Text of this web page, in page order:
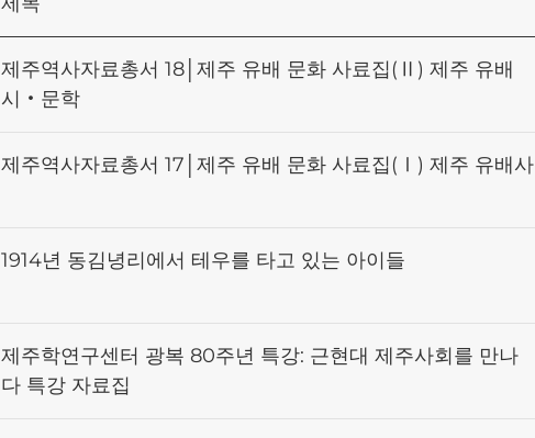
제주역사자료총서 18│제주 유배 문화 사료집(Ⅱ) 제주 유배
시‧문학
제주역사자료총서 17│제주 유배 문화 사료집(Ⅰ) 제주 유배사
1914년 동김녕리에서 테우를 타고 있는 아이들
제주학연구센터 광복 80주년 특강: 근현대 제주사회를 만나
다 특강 자료집